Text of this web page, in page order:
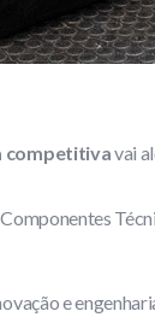
competitivavai
e